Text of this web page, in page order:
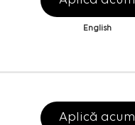
English
Aplică acum